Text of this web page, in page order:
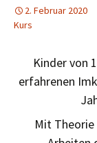
2. Februar 2020
Kurs
Kinder von
erfahrenen
Mit